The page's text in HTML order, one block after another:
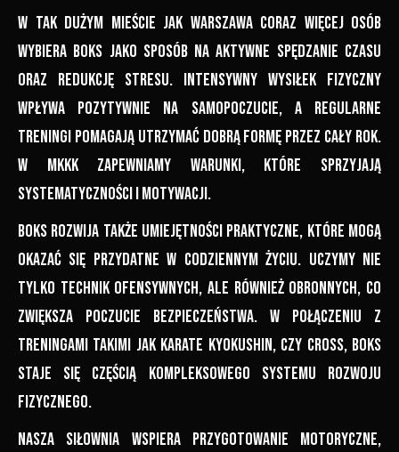
W tak dużym mieście jak Warszawa coraz więcej osób
wybiera boks jako sposób na aktywne spędzanie czasu
oraz redukcję stresu. Intensywny wysiłek fizyczny
wpływa pozytywnie na samopoczucie, a regularne
treningi pomagają utrzymać dobrą formę przez cały rok.
W MKKK zapewniamy warunki, które sprzyjają
systematyczności i motywacji.
Boks rozwija także umiejętności praktyczne, które mogą
okazać się przydatne w codziennym życiu. Uczymy nie
tylko technik ofensywnych, ale również obronnych, co
zwiększa poczucie bezpieczeństwa. W połączeniu z
treningami takimi jak karate Kyokushin, czy cross, boks
staje się częścią kompleksowego systemu rozwoju
fizycznego.
Nasza siłownia wspiera przygotowanie motoryczne,